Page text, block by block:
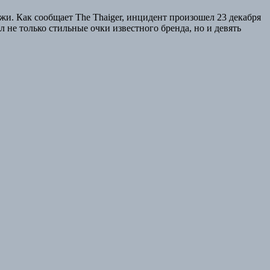
Как сообщает The Thaiger, инцидент произошел 23 декабря
только стильные очки известного бренда, но и девять